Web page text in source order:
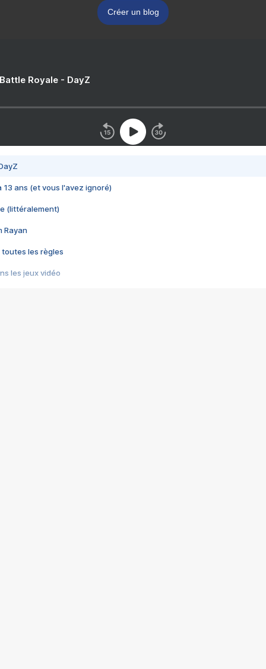
Créer un blog
Royale - DayZ
13 ans (et vous l'avez ignoré)
(littéralement)
Rayan
toutes les règles
les jeux vidéo